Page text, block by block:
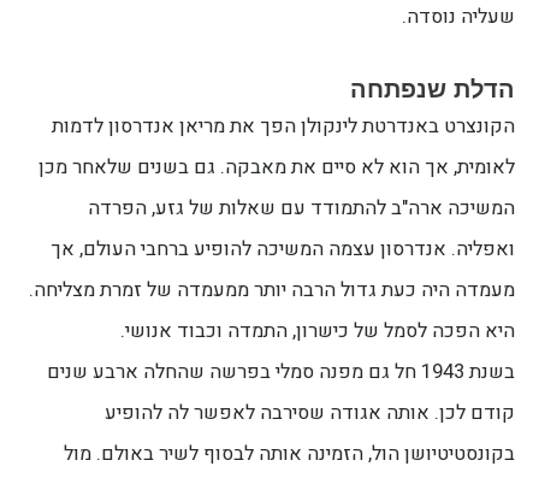
שעליה נוסדה.
הדלת שנפתחה
הקונצרט באנדרטת לינקולן הפך את מריאן אנדרסון לדמות
לאומית, אך הוא לא סיים את מאבקה. גם בשנים שלאחר מכן
המשיכה ארה"ב להתמודד עם שאלות של גזע, הפרדה
ואפליה. אנדרסון עצמה המשיכה להופיע ברחבי העולם, אך
מעמדה היה כעת גדול הרבה יותר ממעמדה של זמרת מצליחה.
היא הפכה לסמל של כישרון, התמדה וכבוד אנושי.
בשנת 1943 חל גם מפנה סמלי בפרשה שהחלה ארבע שנים
קודם לכן. אותה אגודה שסירבה לאפשר לה להופיע
בקונסטיטיושן הול, הזמינה אותה לבסוף לשיר באולם. מול